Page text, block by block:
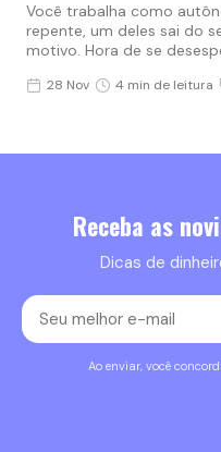
Você trabalha como
repente, um deles sai do
motivo. Hora de se
28 Nov 4 min de leitura
Receba as
Dicas de
Ao enviar, você